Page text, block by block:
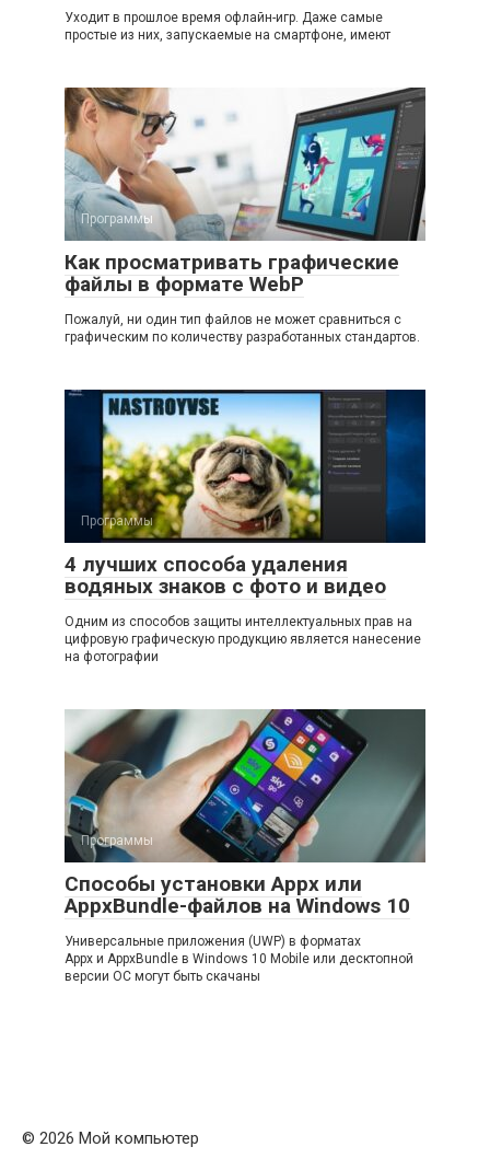
Уходит в прошлое время офлайн-игр. Даже самые
простые из них, запускаемые на смартфоне, имеют
Программы
Как просматривать графические
файлы в формате WebP
Пожалуй, ни один тип файлов не может сравниться с
графическим по количеству разработанных стандартов.
Программы
4 лучших способа удаления
водяных знаков с фото и видео
Одним из способов защиты интеллектуальных прав на
цифровую графическую продукцию является нанесение
на фотографии
Программы
Способы установки Appx или
AppxBundle-файлов на Windows 10
Универсальные приложения (UWP) в форматах
Appx и AppxBundle в Windows 10 Mobile или десктопной
версии ОС могут быть скачаны
© 2026 Мой компьютер